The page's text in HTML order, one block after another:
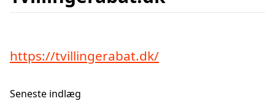
https://tvillingerabat.dk/
Seneste indlæg